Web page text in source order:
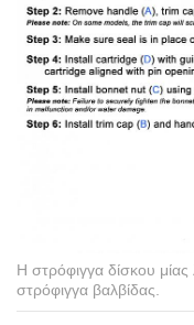
Η στρόφιγγα δίσκου μίας
στρόφιγγα βαλβίδας.